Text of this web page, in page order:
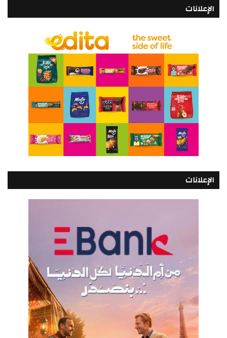
الإعلانات
الإعلانات